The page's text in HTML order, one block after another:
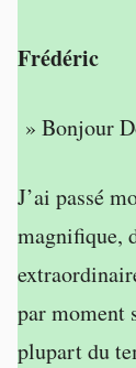
Frédéric
» Bonjour
J’ai passé
magnifique,
par moment
plupart du